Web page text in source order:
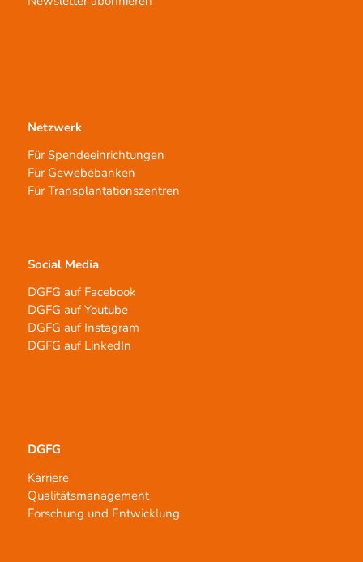
Netzwerk
Für Spendeeinrichtungen
Für Gewebebanken
Für Transplantationszentren
Social Media
DGFG auf Facebook
DGFG auf Youtube
DGFG auf Instagram
DGFG auf LinkedIn
DGFG
Karriere
Qualitätsmanagement
Forschung und Entwicklung